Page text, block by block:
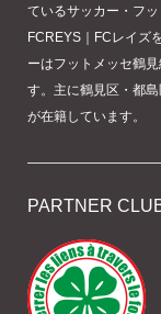
ているサッカー・フ
FCREYS｜FCレイズ
ーはフットメッセ鶴
す。主に鶴見区・都
が在籍しています。
PARTNER